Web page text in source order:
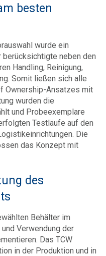
besten
wurde ein
neben den
Handling, Reinigung,
Somit ließen sich alle
Ownership-Ansatzes mit
wurden die
und Probeexemplare
Testläufe auf den
Die
das Konzept mit
des
Behälter im
Verwendung der
Das TCW
in der Produktion und in